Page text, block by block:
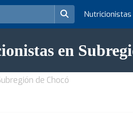
Nutricionistas
en
de Chocó